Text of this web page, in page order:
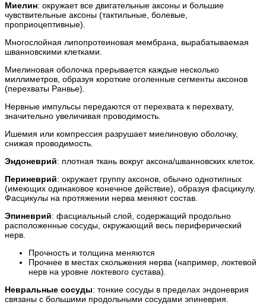
Миелин: окружает все двигательные аксоны и большие
чувствительные аксоны (тактильные, болевые,
проприоцептивные).
Многослойная липопротеиновая мембрана, вырабатываемая
шванновскими клетками.
Миелиновая оболочка прерывается каждые несколько
миллиметров, образуя короткие оголенные сегменты аксонов
(перехваты Ранвье).
Нервные импульсы передаются от перехвата к перехвату,
значительно увеличивая проводимость.
Ишемия или компрессия разрушает миелиновую оболочку,
снижая проводимость.
Эндоневрий: плотная ткань вокруг аксона/шванновских клеток.
Периневрий: окружает группу аксонов, обычно однотипных
(имеющих одинаковое конечное действие), образуя фасцикулу.
Фасцикулы на протяжении нерва меняют состав.
Эпиневрий: фасциальный слой, содержащий продольно
расположенные сосуды, окружающий весь периферический
нерв.
Прочность и толщина меняются
Прочнее в местах скольжения нерва (например, локтевой
нерв на уровне локтевого сустава).
Невральные сосуды: тонкие сосуды в пределах эндоневрия
связаны с большими продольными сосудами эпиневрия.